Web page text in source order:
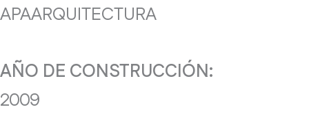
APAARQUITECTURA
AÑO DE CONSTRUCCIÓN:
2009